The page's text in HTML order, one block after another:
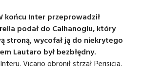
końcu Inter przeprowadził
podał do Calhanoglu, który
stroną, wycofał ją do niekrytego
Lautaro był bezbłędny.
Vicario obronił strzał Perisicia.